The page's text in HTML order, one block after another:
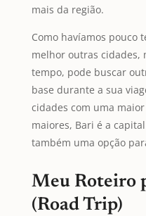
mais da região.
Como havíamos pouco
melhor outras cidades,
tempo, pode buscar
base durante a sua
cidades com uma
maiores, Bari é a
também uma opção
Meu Roteiro
(Road Trip)